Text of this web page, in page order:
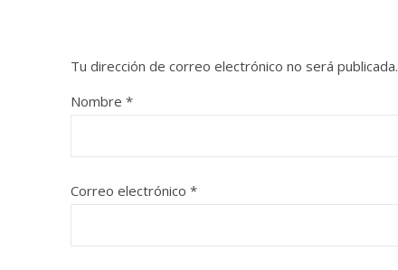
Tu dirección de correo electrónico no será publicada.
Nombre *
Correo electrónico *